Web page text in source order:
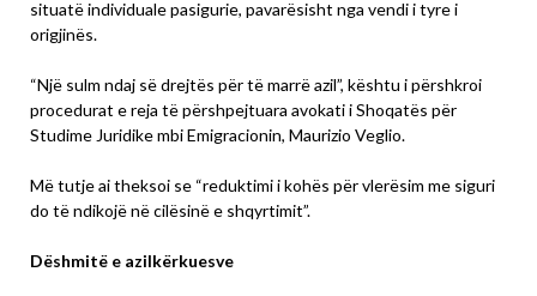
situatë individuale pasigurie, pavarësisht nga vendi i tyre i
origjinës.
“Një sulm ndaj së drejtës për të marrë azil”, kështu i përshkroi
procedurat e reja të përshpejtuara avokati i Shoqatës për
Studime Juridike mbi Emigracionin, Maurizio Veglio.
Më tutje ai theksoi se “reduktimi i kohës për vlerësim me siguri
do të ndikojë në cilësinë e shqyrtimit”.
Dëshmitë e azilkërkuesve